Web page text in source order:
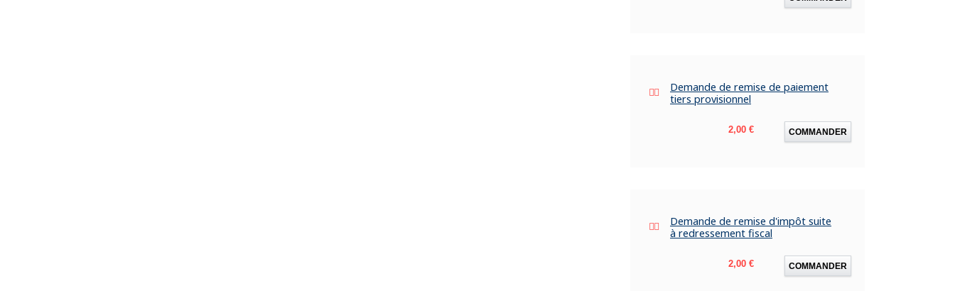
Demande de remise de paiement
tiers provisionnel
Prix
2,00 € COMMANDER
Demande de remise d'impôt suite
à redressement fiscal
Prix
2,00 € COMMANDER